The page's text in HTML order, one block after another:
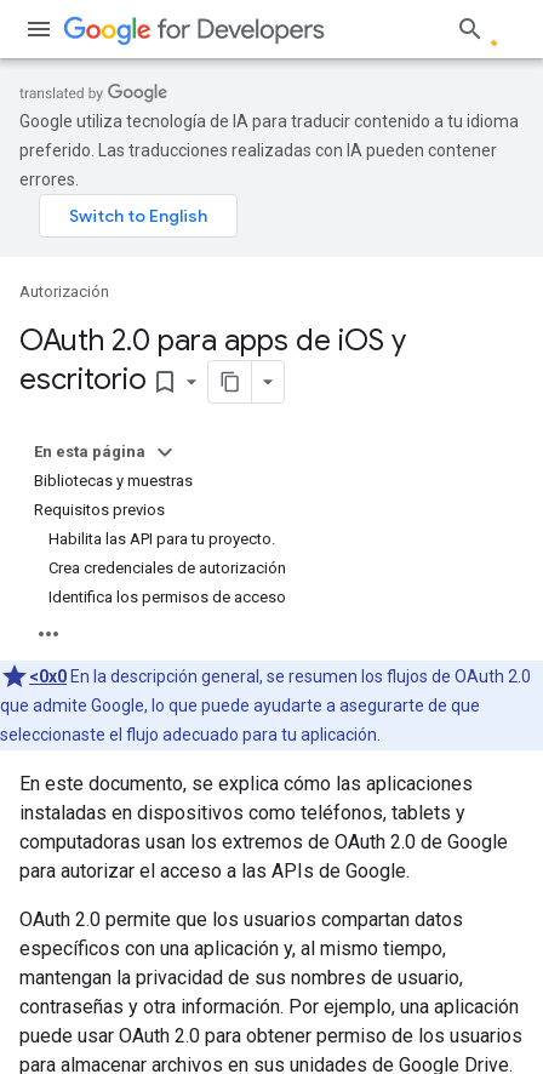
Google utiliza tecnología de IA para traducir contenido a tu idioma
preferido. Las traducciones realizadas con IA pueden contener
errores.
Autorización
OAuth 2.0 para apps de iOS y
escritorio bookmark_border
En esta página
Bibliotecas y muestras
Requisitos previos
Habilita las API para tu proyecto.
Crea credenciales de autorización
Identifica los permisos de acceso
<0x0 En la descripción general, se resumen los flujos de OAuth 2.0
que admite Google, lo que puede ayudarte a asegurarte de que
seleccionaste el flujo adecuado para tu aplicación.
En este documento, se explica cómo las aplicaciones
instaladas en dispositivos como teléfonos, tablets y
computadoras usan los extremos de OAuth 2.0 de Google
para autorizar el acceso a las APIs de Google.
OAuth 2.0 permite que los usuarios compartan datos
específicos con una aplicación y, al mismo tiempo,
mantengan la privacidad de sus nombres de usuario,
contraseñas y otra información. Por ejemplo, una aplicación
puede usar OAuth 2.0 para obtener permiso de los usuarios
para almacenar archivos en sus unidades de Google Drive.